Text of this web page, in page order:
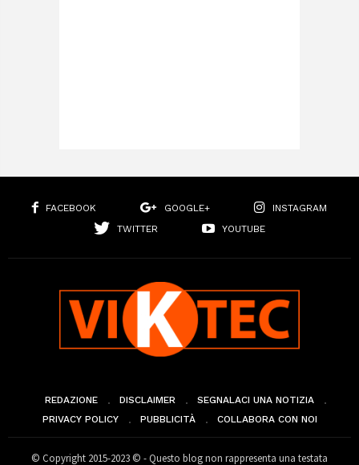
FACEBOOK GOOGLE+
INSTAGRAM
TWITTER
YOUTUBE
REDAZIONE DISCLAIMER
SEGNALACI UNA NOTIZIA
PRIVACY POLICY
PUBBLICITÀ COLLABORA CON NOI
© Copyright 2015-2023 © - Questo blog non rappresenta una testata